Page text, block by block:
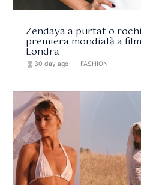
Zendaya a purtat o
premiera mondială a
Londra
hourglass_full 30 day ago FASHION